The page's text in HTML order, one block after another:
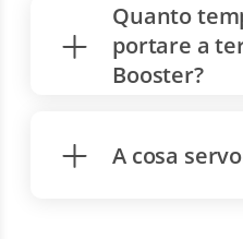
Quanto
portare a
Booster?
A cosa